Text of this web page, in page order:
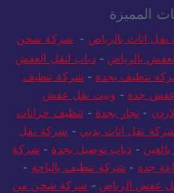
المميزة
اثاث بالرياض - شركة شحن
بالرياض -دباب لنقل العفش
تنظيف بجدة - شركة تنظيف
عفش جدة - ونيت نقل عفش
- نجار بجدة - تنظيف خزانات
نقل اثاث بدبي - شركة نقل
- دباب توصيل بجدة - شركة
جدة - شركة تنظيف بالباحة -
عفش الرياض - شركة شحن من